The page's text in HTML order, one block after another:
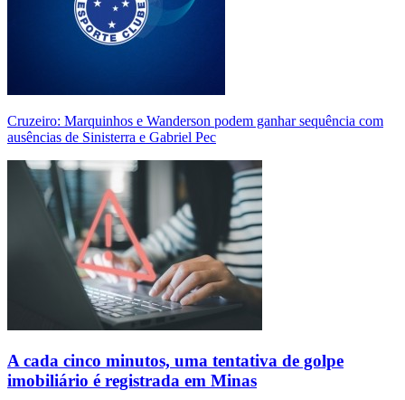
Cruzeiro: Marquinhos e Wanderson podem ganhar sequência com
ausências de Sinisterra e Gabriel Pec
A cada cinco minutos, uma tentativa de golpe
imobiliário é registrada em Minas